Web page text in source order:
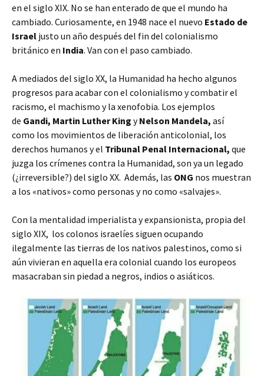
en el siglo XIX. No se han enterado de que el mundo ha
cambiado. Curiosamente, en 1948 nace el nuevo Estado de
Israel justo un año después del fin del colonialismo
británico en India. Van con el paso cambiado.
A mediados del siglo XX, la Humanidad ha hecho algunos
progresos para acabar con el colonialismo y combatir el
racismo, el machismo y la xenofobia. Los ejemplos
de Gandi, Martin Luther King yNelson Mandela, así
como los movimientos de liberación anticolonial, los
derechos humanos y el Tribunal Penal Internacional, que
juzga los crímenes contra la Humanidad, son ya un legado
(¿irreversible?) del siglo XX. Además, las ONG nos muestran
a los «nativos» como personas y no como «salvajes».
Con la mentalidad imperialista y expansionista, propia del
siglo XIX, los colonos israelíes siguen ocupando
ilegalmente las tierras de los nativos palestinos, como si
aún vivieran en aquella era colonial cuando los europeos
masacraban sin piedad a negros, indios o asiáticos.